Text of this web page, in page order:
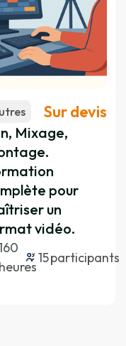
en
à tenir
au
la
cas
les
Sur devis
Mixage,
pour
un
vidéo.
heures
15participants